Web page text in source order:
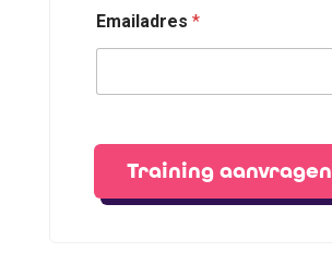
Emailadres *
Training aanvragen